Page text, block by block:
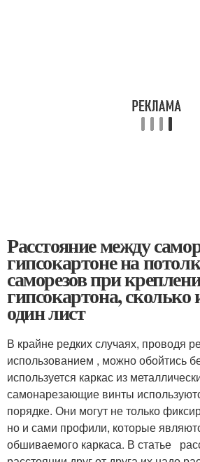
Расстояние между
гипсокартоне на
саморезов при
гипсокартона,
один лист
В крайне редких случаях, проводя
использованием , можно обойтись
используется каркас из
самонарезающие винты
порядке. Они могут не только
но и сами профили, которые
обшиваемого каркаса. В статье